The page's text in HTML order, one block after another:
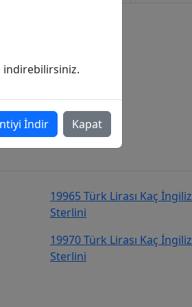
19965 Türk Lirası Kaç İngiliz
Sterlini
19970 Türk Lirası Kaç İngiliz
Sterlini
indirebilirsiniz.
İndir Kapat